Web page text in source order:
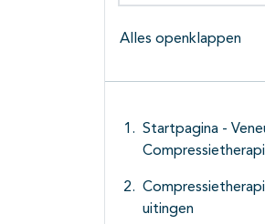
Alles openklappen
Startpagina -
uitingen